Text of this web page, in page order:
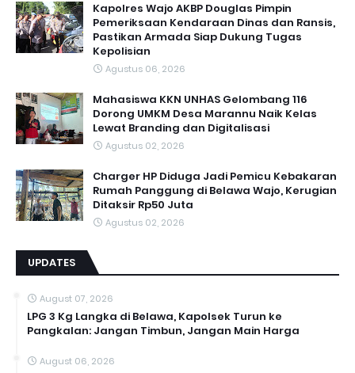
Kapolres Wajo AKBP Douglas Pimpin
Pemeriksaan Kendaraan Dinas dan Ransis,
Pastikan Armada Siap Dukung Tugas
Kepolisian
Agustus 06, 2026
Mahasiswa KKN UNHAS Gelombang 116
Dorong UMKM Desa Marannu Naik Kelas
Lewat Branding dan Digitalisasi
Agustus 02, 2026
Charger HP Diduga Jadi Pemicu Kebakaran
Rumah Panggung di Belawa Wajo, Kerugian
Ditaksir Rp50 Juta
Agustus 02, 2026
UPDATES
August 07, 2026
LPG 3 Kg Langka di Belawa, Kapolsek Turun ke
Pangkalan: Jangan Timbun, Jangan Main Harga
August 06, 2026